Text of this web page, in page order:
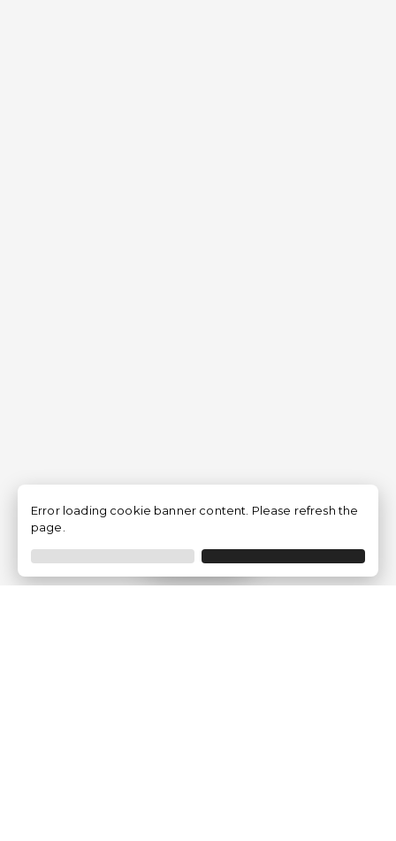
Filtrar
Error loading cookie banner content. Please refresh the
page.